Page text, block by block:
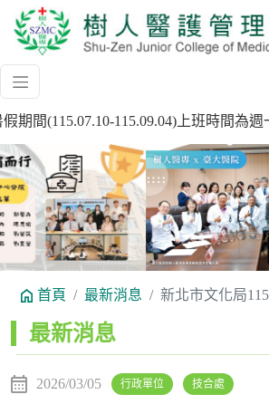
間(115.07.10-115.09.04)上班時間為
Previous
首頁 最新消息 新北市文化局
最新消息
2026/03/05 行政單位 技合處